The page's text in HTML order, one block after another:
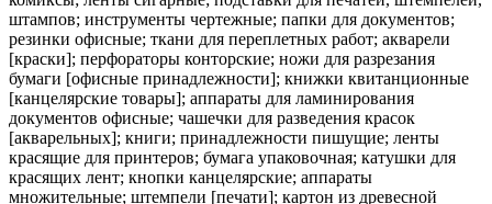
штампов; инструменты чертежные; папки для документов;
резинки офисные; ткани для переплетных работ; акварели
[краски]; перфораторы конторские; ножи для разрезания
бумаги [офисные принадлежности]; книжки квитанционные
[канцелярские товары]; аппараты для ламинирования
документов офисные; чашечки для разведения красок
[акварельных]; книги; принадлежности пишущие; ленты
красящие для принтеров; бумага упаковочная; катушки для
красящих лент; кнопки канцелярские; аппараты
множительные; штемпели [печати]; картон из древесной